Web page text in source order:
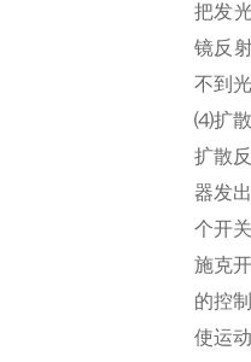
把发
镜反
不到
⑷扩散
扩散
器发
个开
施克
的控
使运